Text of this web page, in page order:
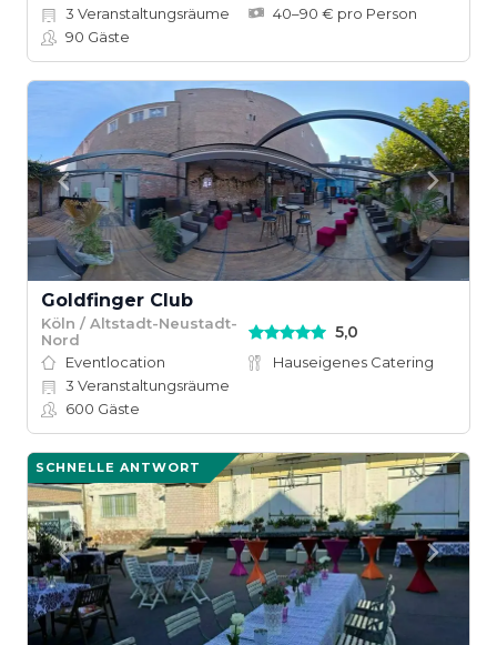
3 Veranstaltungsräume
40–90 € pro Person
90 Gäste
Goldfinger Club
Köln / Altstadt-Neustadt-
Nord
5,0
Eventlocation
Hauseigenes Catering
3 Veranstaltungsräume
600 Gäste
SCHNELLE ANTWORT